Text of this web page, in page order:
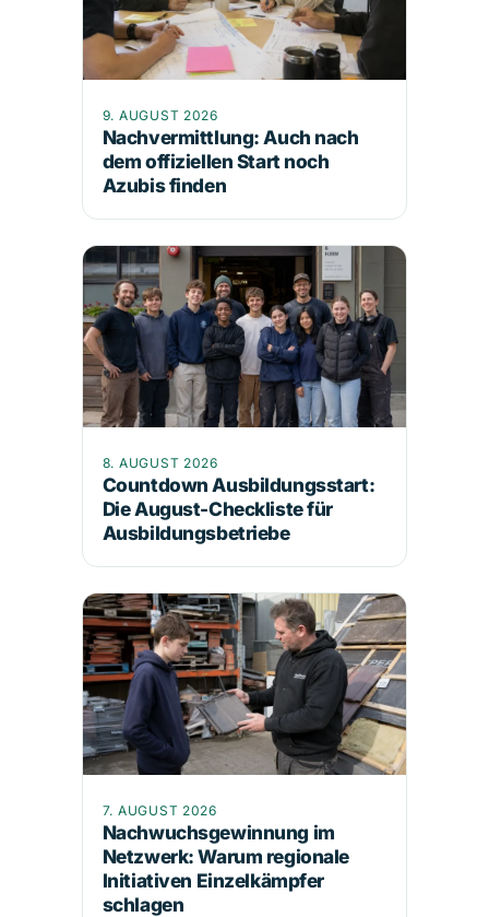
9. AUGUST 2026
Nachvermittlung: Auch nach
dem offiziellen Start noch
Azubis finden
8. AUGUST 2026
Countdown Ausbildungsstart:
Die August-Checkliste für
Ausbildungsbetriebe
7. AUGUST 2026
Nachwuchsgewinnung im
Netzwerk: Warum regionale
Initiativen Einzelkämpfer
schlagen